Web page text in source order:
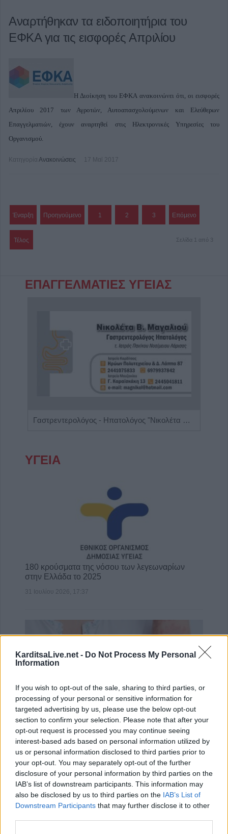
KarditsaLive.net - Do Not Process My Personal
Information
If you wish to opt-out of the sale, sharing to third parties, or
processing of your personal or sensitive information for
targeted advertising by us, please use the below opt-out
section to confirm your selection. Please note that after your
opt-out request is processed you may continue seeing
interest-based ads based on personal information utilized by
us or personal information disclosed to third parties prior to
your opt-out. You may separately opt-out of the further
disclosure of your personal information by third parties on the
IAB’s list of downstream participants. This information may
also be disclosed by us to third parties on the IAB’s List of
Downstream Participants that may further disclose it to other
Αναρτήθηκαν τα ειδοποιητήρια του
ΕΦΚΑ για τις εισφορές Απριλίου
Η Διοίκηση του ΕΦΚΑ ανακοινώνει ότι, οι εισφορές
Απριλίου 2017 των Αγροτών, Αυτοαπασχολούμενων και Ελεύθερων
Επαγγελματιών, έχουν αναρτηθεί στις Ηλεκτρονικές Υπηρεσίες του
Οργανισμού.
Κατηγορία Ανακοινώσεις 17 Μαϊ 2017
Έναρξη Προηγούμενο 1 2 3 Επόμενο
Τέλος Σελίδα 1 από 3
ΕΠΑΓΓΕΛΜΑΤΙΕΣ ΥΓΕΙΑΣ
Γαστρεντερολόγος - Ηπατολόγος "Νικολέτα Β. Μαγαλιού"
ΥΓΕΙΑ
180 κρούσματα της νόσου των λεγεωναρίων
στην Ελλάδα το 2025
31 Ιουλίου 2026, 17:37
Ψωρίαση: Τα νέα φάρμακα για την παχυσαρκία
ίσως προσφέρουν πρόσθε…
25 Ιουλίου 2026, 08:29